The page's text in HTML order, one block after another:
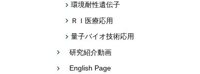
学術機関リポジトリQST-Repository
環境耐性遺伝子
ＲＩ医療応用
量子バイオ技術応用
研究紹介動画
English Page